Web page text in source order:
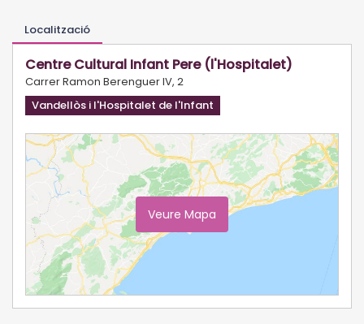
Localització
Centre Cultural Infant Pere (l'Hospitalet)
Carrer Ramon Berenguer IV, 2
Vandellòs i l'Hospitalet de l'Infant
Veure Mapa